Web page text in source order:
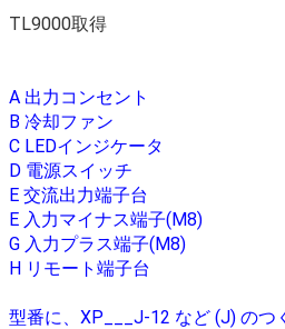
TL9000取得
A 出力コンセント
B 冷却ファン
C LEDインジケータ
D 電源スイッチ
E 交流出力端子台
E 入力マイナス端子(M8)
G 入力プラス端子(M8)
H リモート端子台
型番に、XP___J-12 など (J) のつ